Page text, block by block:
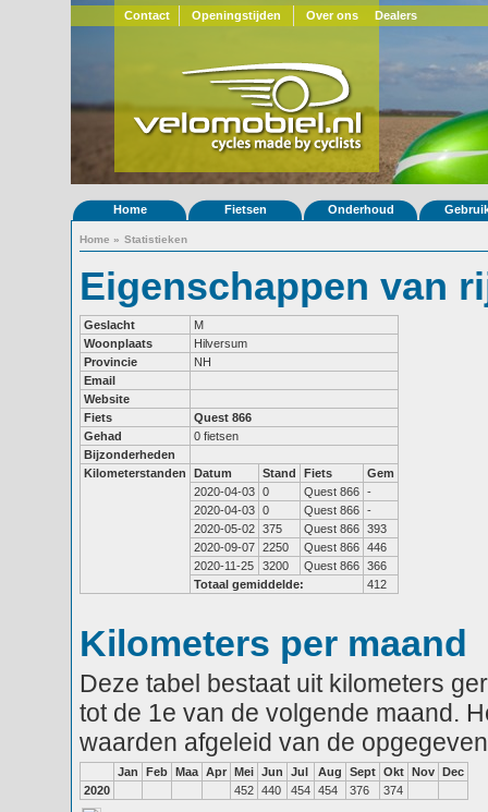
Contact Openingstijden Over ons Dealers
Home Fietsen Onderhoud
Home » Statistieken
Eigenschappen van
Geslacht
M
Woonplaats
Hilversum
Provincie
NH
Email
Website
Fiets
Quest 866
Gehad
0 fietsen
Bijzonderheden
Kilometerstanden
Datum Stand Fiets
Gem
2020-04-03 0 Quest 866 -
2020-04-03 0 Quest 866 -
2020-05-02 375 Quest 866 393
2020-09-07 2250 Quest 866 446
2020-11-25
3200 Quest 866 366
Totaal gemiddelde:
412
Kilometers per maand
Deze tabel bestaat uit kilometers
tot de 1e van de volgende maand.
waarden afgeleid van de
Jan Feb Maa Apr Mei Jun Jul Aug Sept Okt Nov Dec
2020
452 440 454 454 376 374